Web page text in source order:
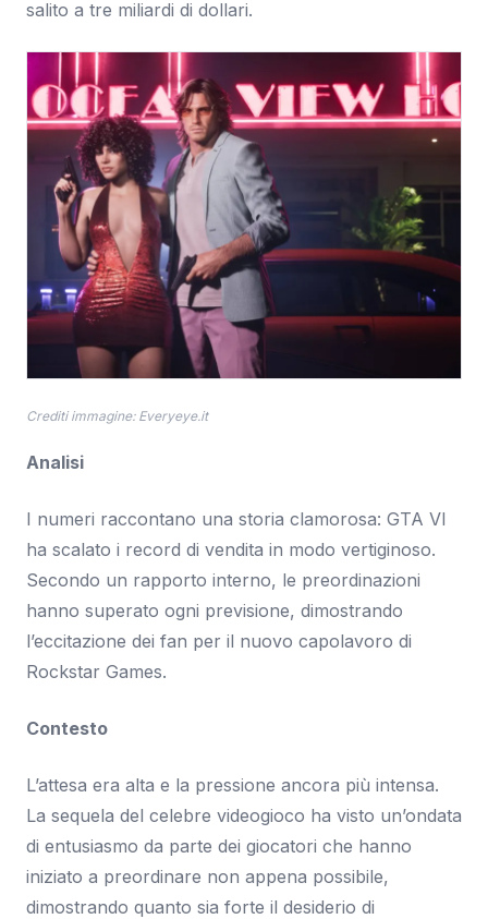
salito a tre miliardi di dollari.
Crediti immagine: Everyeye.it
Analisi
I numeri raccontano una storia clamorosa: GTA VI
ha scalato i record di vendita in modo vertiginoso.
Secondo un rapporto interno, le preordinazioni
hanno superato ogni previsione, dimostrando
l’eccitazione dei fan per il nuovo capolavoro di
Rockstar Games.
Contesto
L’attesa era alta e la pressione ancora più intensa.
La sequela del celebre videogioco ha visto un’ondata
di entusiasmo da parte dei giocatori che hanno
iniziato a preordinare non appena possibile,
dimostrando quanto sia forte il desiderio di